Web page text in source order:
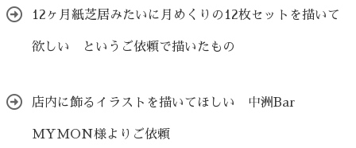
12ヶ月紙芝居みたいに月めくりの12枚セットを描いて
欲しい というご依頼で描いたもの
店内に飾るイラストを描いてほしい 中洲Bar
MYMON様よりご依頼